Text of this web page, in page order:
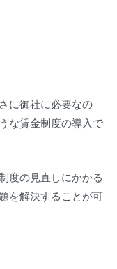
に御社に必要なの
な賃金制度の導入で
度の見直しにかかる
を解決することが可